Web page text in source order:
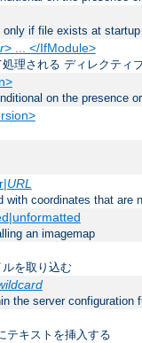
only if file exists at startup
> ... </IfModule>
理される ディレクティ
on the presence
URL
with coordinates that are
an imagemap
を取り込む
the server configuration
テキストを挿入する